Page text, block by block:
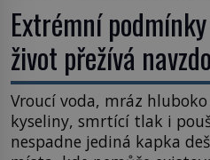
Extrémní
život přežívá
Vroucí voda, mráz
kyseliny, smrtící tlak i
nespadne jediná kapka